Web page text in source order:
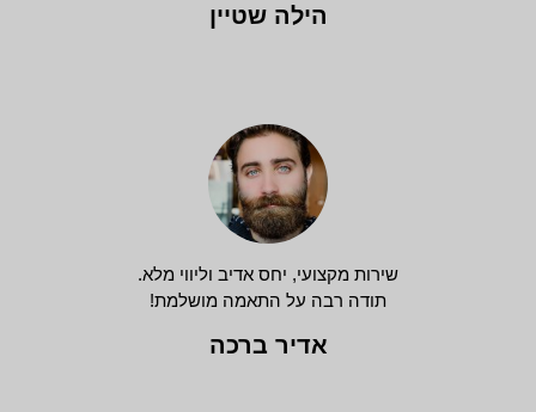
הילה שטיין
שירות מקצועי, יחס אדיב וליווי מלא.
תודה רבה על התאמה מושלמת!
אדיר ברכה